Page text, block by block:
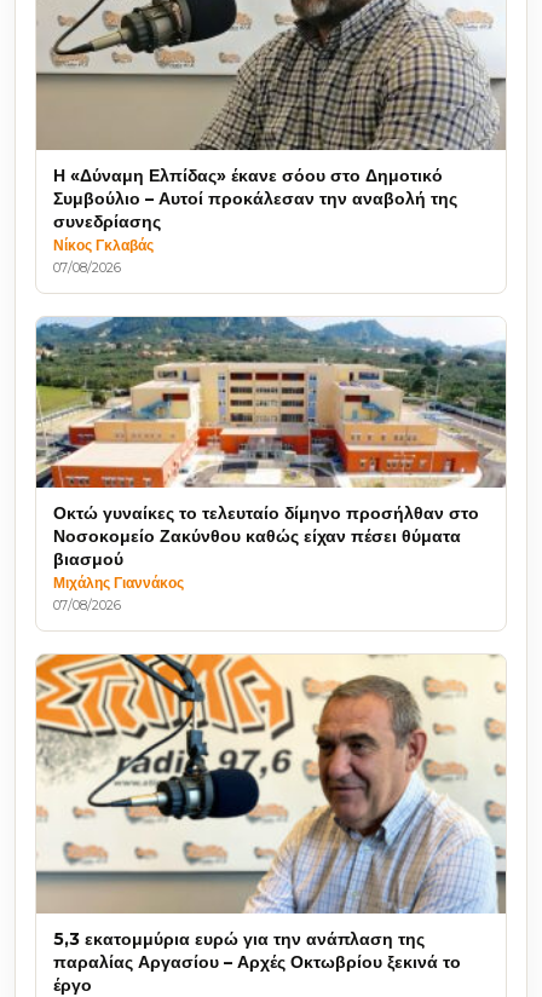
Η «Δύναμη Ελπίδας» έκανε σόου στο Δημοτικό
Συμβούλιο – Αυτοί προκάλεσαν την αναβολή της
συνεδρίασης
Νίκος Γκλαβάς
07/08/2026
Οκτώ γυναίκες το τελευταίο δίμηνο προσήλθαν στο
Νοσοκομείο Ζακύνθου καθώς είχαν πέσει θύματα
βιασμού
Μιχάλης Γιαννάκος
07/08/2026
5,3 εκατομμύρια ευρώ για την ανάπλαση της
παραλίας Αργασίου – Αρχές Οκτωβρίου ξεκινά το
έργο